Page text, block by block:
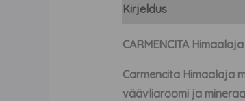
Kirjeldus
CARMENCITA
Carmencita Himaalaja
väävliaroomi ja